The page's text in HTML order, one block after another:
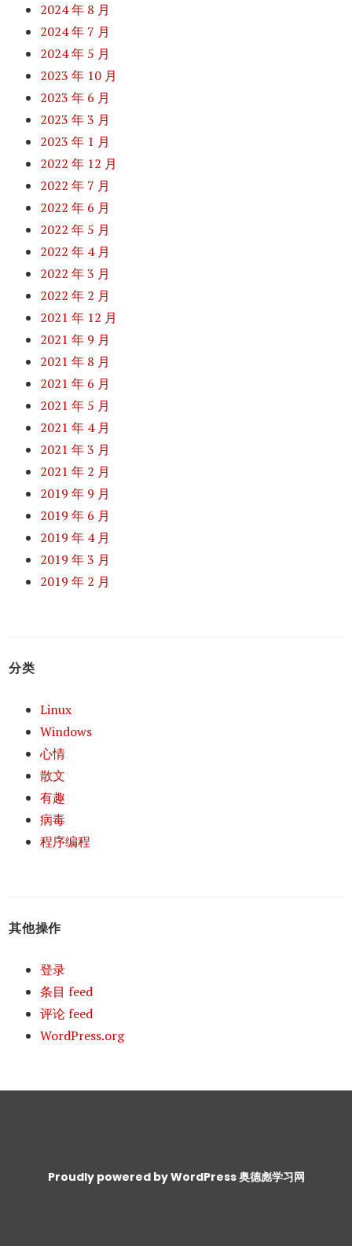
2024 年 8 月
2024 年 7 月
2024 年 5 月
2023 年 10 月
2023 年 6 月
2023 年 3 月
2023 年 1 月
2022 年 12 月
2022 年 7 月
2022 年 6 月
2022 年 5 月
2022 年 4 月
2022 年 3 月
2022 年 2 月
2021 年 12 月
2021 年 9 月
2021 年 8 月
2021 年 6 月
2021 年 5 月
2021 年 4 月
2021 年 3 月
2021 年 2 月
2019 年 9 月
2019 年 6 月
2019 年 4 月
2019 年 3 月
2019 年 2 月
分类
Linux
Windows
心情
散文
有趣
病毒
程序编程
其他操作
登录
条目 feed
评论 feed
WordPress.org
Proudly powered by WordPress奥德彪学习网